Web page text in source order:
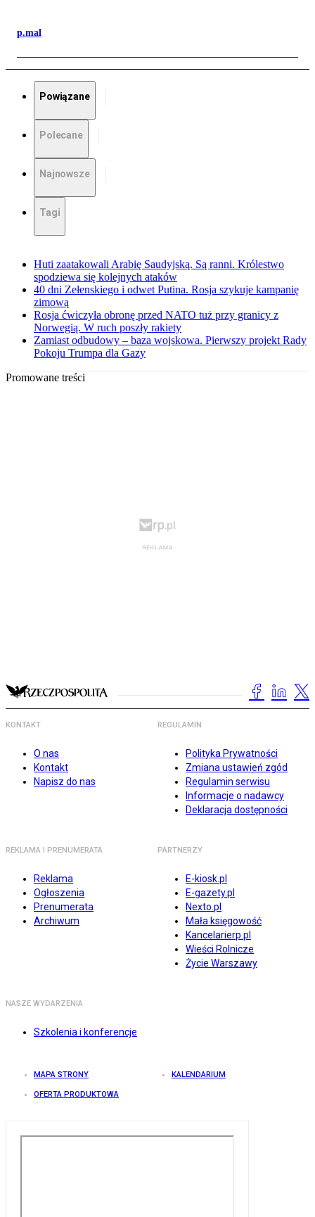
p.mal
Powiązane
Polecane
Najnowsze
Tagi
Huti zaatakowali Arabię Saudyjską. Są ranni. Królestwo
spodziewa się kolejnych ataków
40 dni Zełenskiego i odwet Putina. Rosja szykuje kampanię
zimową
Rosja ćwiczyła obronę przed NATO tuż przy granicy z
Norwegią. W ruch poszły rakiety
Zamiast odbudowy – baza wojskowa. Pierwszy projekt Rady
Pokoju Trumpa dla Gazy
Promowane treści
KONTAKT
O nas
Kontakt
Napisz do nas
REGULAMIN
Polityka Prywatności
Zmiana ustawień zgód
Regulamin serwisu
Informacje o nadawcy
Deklaracja dostępności
REKLAMA I PRENUMERATA
Reklama
Ogłoszenia
Prenumerata
Archiwum
PARTNERZY
E-kiosk.pl
E-gazety.pl
Nexto.pl
Mała księgowość
Kancelarierp.pl
Wieści Rolnicze
Życie Warszawy
NASZE WYDARZENIA
Szkolenia i konferencje
MAPA STRONY KALENDARIUM
OFERTA PRODUKTOWA